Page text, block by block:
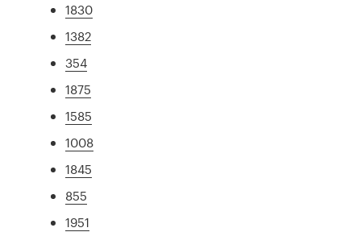
1830
1382
354
1875
1585
1008
1845
855
1951